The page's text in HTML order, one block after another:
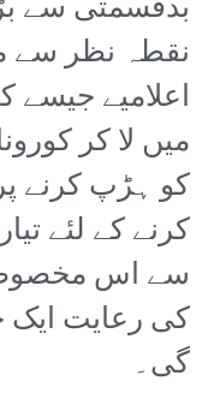
نقطہ نظر سے
اعلامیے جیسے
میں لا کر
کو ہڑپ کرنے
کرنے کے لئے
سے اس
کی رعایت ایک
گی۔